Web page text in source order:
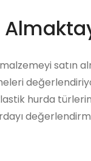
satın
hurda